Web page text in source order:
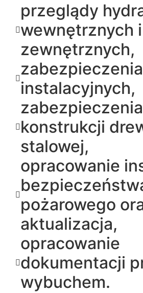
przeglądy
wewnętrznych i
zewnętrznych,
instalacyjnych,
zabezpieczenia
konstrukcji
stalowej,
opracowanie
pożarowego
aktualizacja,
opracowanie
dokumentacji
wybuchem.